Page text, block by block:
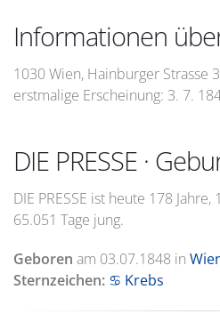
Informationen über
1030 Wien, Hainburger Strasse
erstmalige Erscheinung: 3. 7.
DIE PRESSE ·
DIE PRESSE ist heute 178
65.051 Tage jung.
Geboren am 03.07.1848 in
Sternzeichen: ♋ Krebs